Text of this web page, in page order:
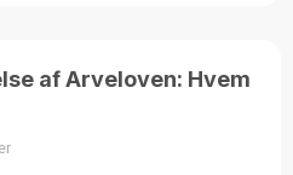
af Arveloven: Hvem